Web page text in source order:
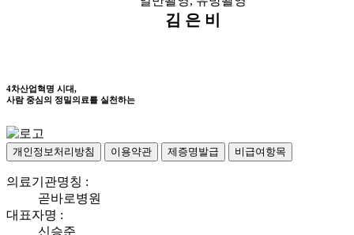
김 은 비
4차산업혁명 시대,
사람 중심의 정밀의료를 실천하는
개인정보처리방침 이용약관 제증명발급 비급여항목
의료기관명칭 :
곧바로병원
대표자명 :
신승준